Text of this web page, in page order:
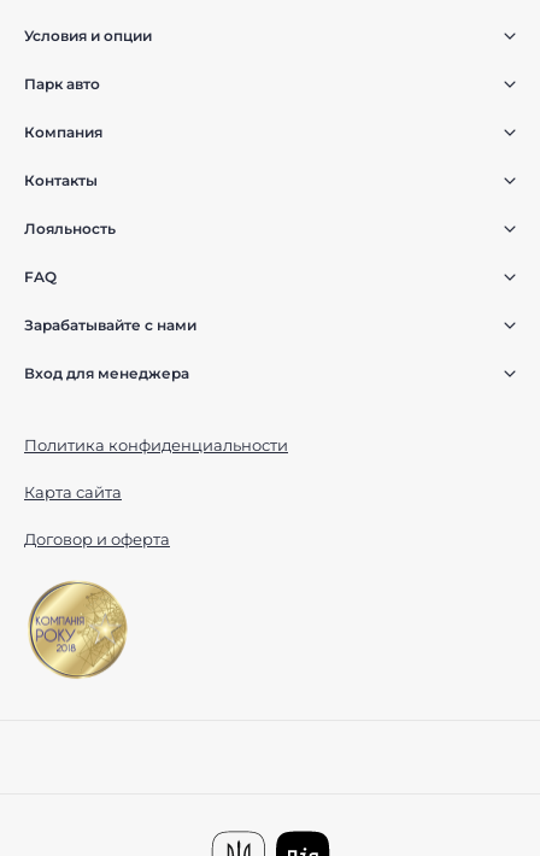
Условия и опции
Парк авто
Компания
Контакты
Лояльность
FAQ
Зарабатывайте с нами
Вход для менеджера
Политика конфиденциальности
Карта сайта
Договор и оферта